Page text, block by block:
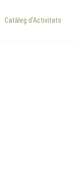
Catàleg d’Activitats